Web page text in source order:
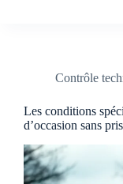
Contrôle
Les conditions
d’occasion sans